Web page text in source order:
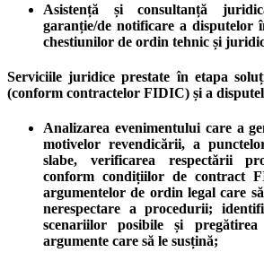
Asistență și consultanță
garanție/de notificare a disputelor
chestiunilor de ordin tehnic și
Serviciile juridice prestate în etapa
(conform contractelor FIDIC) și a
Analizarea evenimentului care a
motivelor revendicării, a
slabe, verificarea respectării
conform condițiilor de contract
argumentelor de ordin legal care
nerespectare a procedurii;
scenariilor posibile și
argumente care să le susțină;